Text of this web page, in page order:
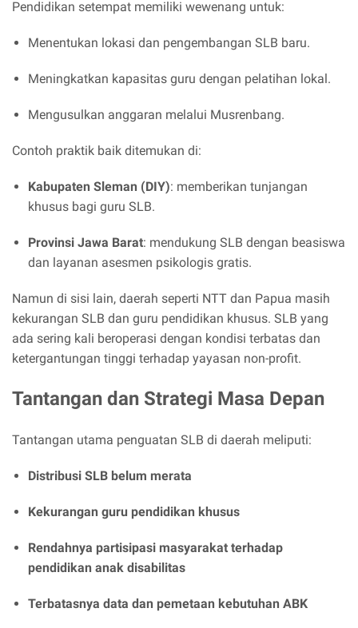
Pendidikan setempat memiliki wewenang untuk:
Menentukan lokasi dan pengembangan SLB baru.
Meningkatkan kapasitas guru dengan pelatihan lokal.
Mengusulkan anggaran melalui Musrenbang.
Contoh praktik baik ditemukan di:
Kabupaten Sleman (DIY): memberikan tunjangan
khusus bagi guru SLB.
Provinsi Jawa Barat: mendukung SLB dengan beasiswa
dan layanan asesmen psikologis gratis.
Namun di sisi lain, daerah seperti NTT dan Papua masih
kekurangan SLB dan guru pendidikan khusus. SLB yang
ada sering kali beroperasi dengan kondisi terbatas dan
ketergantungan tinggi terhadap yayasan non-profit.
Tantangan dan Strategi Masa Depan
Tantangan utama penguatan SLB di daerah meliputi:
Distribusi SLB belum merata
Kekurangan guru pendidikan khusus
Rendahnya partisipasi masyarakat terhadap
pendidikan anak disabilitas
Terbatasnya data dan pemetaan kebutuhan ABK